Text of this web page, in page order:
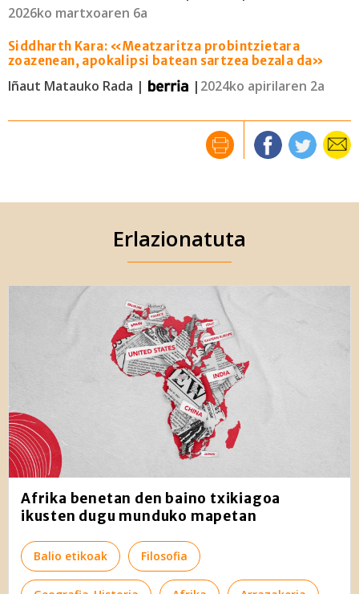
2026ko martxoaren 6a
Siddharth Kara: «Meatzaritza probintzietara
zoazenean, apokalipsi batean sartzea bezala da»
Iñaut Matauko Rada | | 2024ko apirilaren 2a
Erlazionatuta
Afrika benetan den baino txikiagoa
ikusten dugu munduko mapetan
Balio etikoak Filosofia